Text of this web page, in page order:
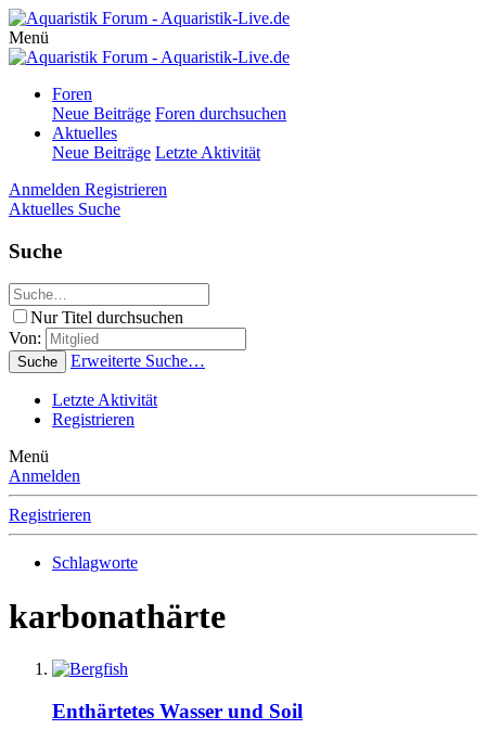
Menü
Foren
Neue Beiträge Foren durchsuchen
Aktuelles
Neue Beiträge Letzte Aktivität
Anmelden Registrieren
Aktuelles Suche
Suche
Nur Titel durchsuchen
Von:
Suche Erweiterte Suche…
Letzte Aktivität
Registrieren
Menü
Anmelden
Registrieren
Schlagworte
karbonathärte
Enthärtetes Wasser und Soil